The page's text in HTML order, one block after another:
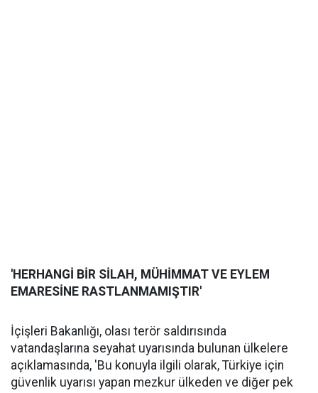
'HERHANGİ BİR SİLAH, MÜHİMMAT VE EYLEM
EMARESİNE RASTLANMAMIŞTIR'
İçişleri Bakanlığı, olası terör saldırısında
vatandaşlarına seyahat uyarısında bulunan ülkelere
açıklamasında, 'Bu konuyla ilgili olarak, Türkiye için
güvenlik uyarısı yapan mezkur ülkeden ve diğer pek